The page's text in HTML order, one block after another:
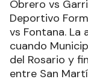
Obrero vs
Deportivo
vs Fontana. La
cuando
del Rosario y
entre San